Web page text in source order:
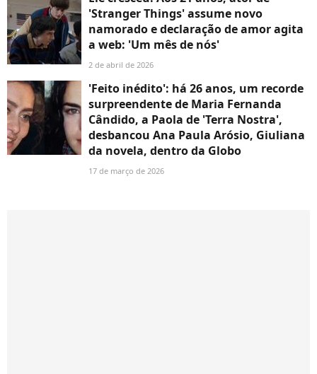
'Stranger Things' assume novo
namorado e declaração de amor agita
a web: 'Um mês de nós'
2 de abril de 2026
'Feito inédito': há 26 anos, um recorde
surpreendente de Maria Fernanda
Cândido, a Paola de 'Terra Nostra',
desbancou Ana Paula Arósio, Giuliana
da novela, dentro da Globo
17 de março de 2026